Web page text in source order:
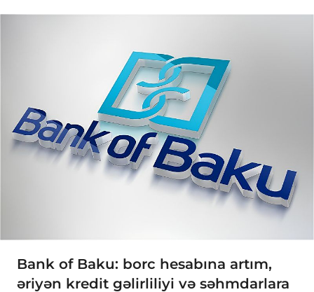
Bank of Baku: borc hesabına artım,
əriyən kredit gəlirliliyi və səhmdarlara